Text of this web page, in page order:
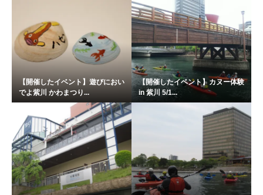
【開催したイベント】遊びにおい
でよ紫川 かわまつり...
【開催したイベント】カヌー体験
in 紫川 5/1...